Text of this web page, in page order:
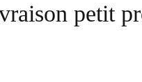
petit